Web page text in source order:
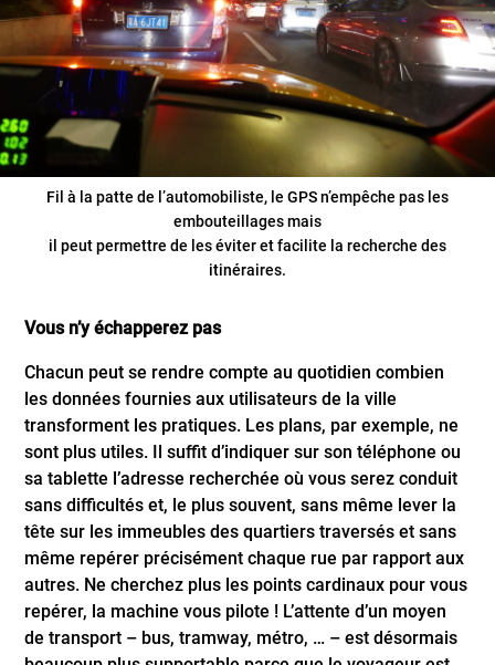
Fil à la patte de l’automobiliste, le GPS n’empêche pas les
embouteillages mais
il peut permettre de les éviter et facilite la recherche des
itinéraires.
Vous n’y échapperez pas
Chacun peut se rendre compte au quotidien combien
les données fournies aux utilisateurs de la ville
transforment les pratiques. Les plans, par exemple, ne
sont plus utiles. Il suffit d’indiquer sur son téléphone ou
sa tablette l’adresse recherchée où vous serez conduit
sans difficultés et, le plus souvent, sans même lever la
tête sur les immeubles des quartiers traversés et sans
même repérer précisément chaque rue par rapport aux
autres. Ne cherchez plus les points cardinaux pour vous
repérer, la machine vous pilote ! L’attente d’un moyen
de transport – bus, tramway, métro, … – est désormais